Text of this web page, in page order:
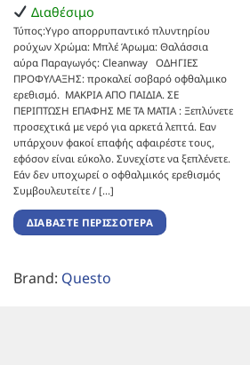
Διαθέσιμο
Τύπος:Υγρο απορρυπαντικό πλυντηρίου
ρούχων Χρώμα: Μπλέ Άρωμα: Θαλάσσια
αύρα Παραγωγός: Cleanway ΟΔΗΓΙΕΣ
ΠΡΟΦΥΛΑΞΗΣ: προκαλεί σοβαρό οφθαλμικο
ερεθισμό. ΜΑΚΡΙΑ ΑΠΟ ΠΑΙΔΙΑ. ΣΕ
ΠΕΡΙΠΤΩΣΗ ΕΠΑΦΗΣ ΜΕ ΤΑ ΜΑΤΙΑ : Ξεπλύνετε
προσεχτικά με νερό για αρκετά λεπτά. Εαν
υπάρχουν φακοί επαφής αφαιρέστε τους,
εφόσον είναι εύκολο. Συνεχίστε να ξεπλένετε.
Εάν δεν υποχωρεί ο οφθαλμικός ερεθισμός
Συμβουλευτείτε / [...]
ΔΙΑΒΆΣΤΕ ΠΕΡΙΣΣΌΤΕΡΑ
Brand: Questo